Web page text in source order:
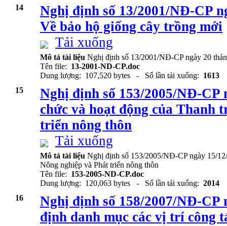
14
Nghị định số 13/2001/NĐ-CP
Về bảo hộ giống cây trồng mới
Tải xuống
Mô tả tài liệu Nghị định số 13/2001/NĐ-CP ngày 20
Tên file: 13-2001-ND-CP.doc
Dung lượng: 107,520 bytes - Số lần tải xuống: 1613
15
Nghị định số 153/2005/NĐ-CP
chức và hoạt động của Thanh
triển nông thôn
Tải xuống
Mô tả tài liệu Nghị định số 153/2005/NĐ-CP ngày 15/
Nông nghiệp và Phát triển nông thôn
Tên file: 153-2005-ND-CP.doc
Dung lượng: 120,063 bytes - Số lần tải xuống: 2014
16
Nghị định số 158/2007/NĐ-CP
định danh mục các vị trí công